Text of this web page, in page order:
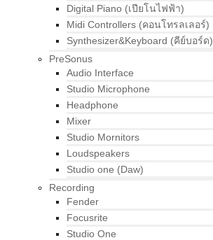
Digital Piano (เปียโนไฟฟ้า)
Midi Controllers (คอนโทรลเลอร์)
Synthesizer&Keyboard (คีย์บอร์ด)
PreSonus
Audio Interface
Studio Microphone
Headphone
Mixer
Studio Mornitors
Loudspeakers
Studio one (Daw)
Recording
Fender
Focusrite
Studio One